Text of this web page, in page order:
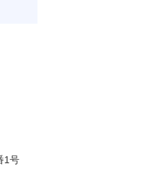
1号